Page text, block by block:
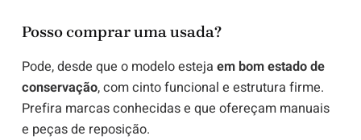
Posso comprar uma usada?
Pode, desde que o modelo esteja em bom estado de
conservação, com cinto funcional e estrutura firme.
Prefira marcas conhecidas e que ofereçam manuais
e peças de reposição.